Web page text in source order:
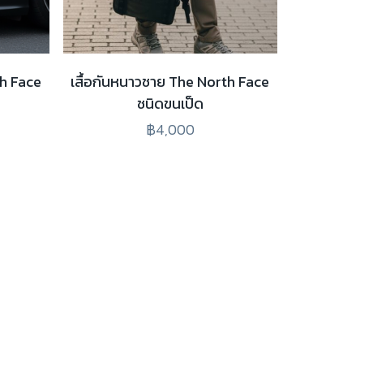
Face
เสื้อกันหนาวชาย The North Face
ชนิดขนเป็ด
฿4,000